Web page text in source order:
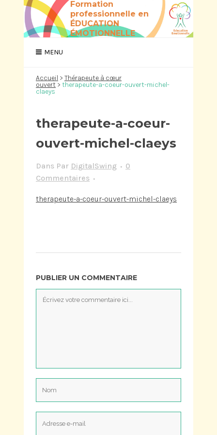
Formation
professionnelle en
ÉDUCATION
ÉMOTIONNELLE
Accueil > Thérapeute à cœur
ouvert > therapeute-a-coeur-ouvert-michel-
claeys
therapeute-a-coeur-
ouvert-michel-claeys
Dans Par DigitalSwing
0
Commentaires
therapeute-a-coeur-ouvert-michel-claeys
PUBLIER UN COMMENTAIRE